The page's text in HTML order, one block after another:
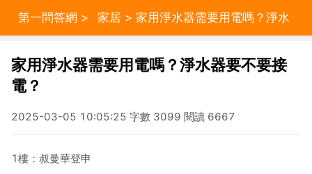
第一問答網 > 家居 > 家用淨水器需要用電嗎？淨水
器要不要接電？
家用淨水器需要用電嗎？淨水器要不要接
電？
2025-03-05 10:05:25 字數 3099 閱讀 6667
1樓：叔曼華登申